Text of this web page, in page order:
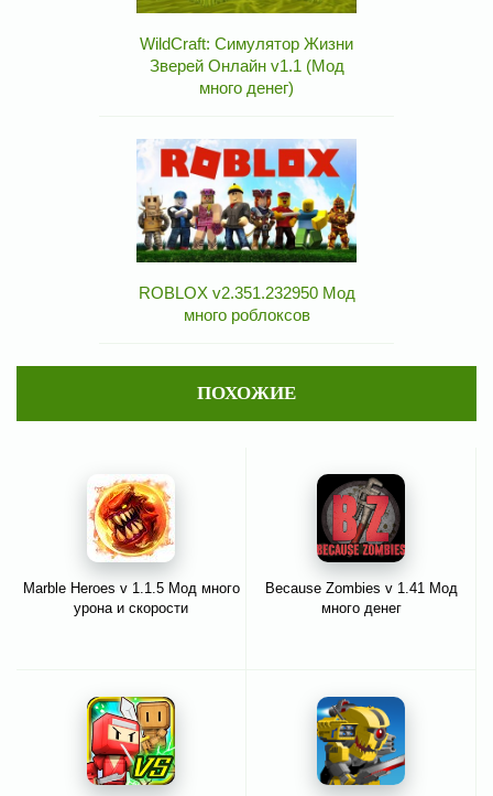
WildCraft: Симулятор Жизни
Зверей Онлайн v1.1 (Мод
много денег)
ROBLOX v2.351.232950 Мод
много роблоксов
ПОХОЖИЕ
Marble Heroes v 1.1.5 Мод много
урона и скорости
Because Zombies v 1.41 Мод
много денег